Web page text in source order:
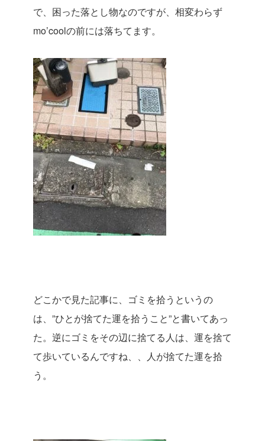
で、困った落とし物なのですが、相変わらず
mo’coolの前には落ちてます。
どこかで見た記事に、ゴミを拾うというの
は、”ひとが捨てた運を拾うこと”と書いてあっ
た。逆にゴミをその辺に捨てる人は、運を捨て
て歩いているんですね、、人が捨てた運を拾
う。